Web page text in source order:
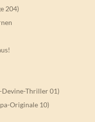
204)
Devine-Thriller 01)
Originale 10)